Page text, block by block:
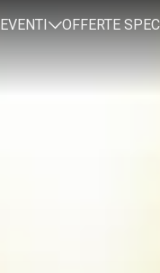
EVENTI OFFERTE